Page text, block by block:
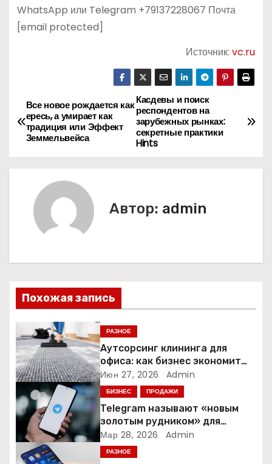
WhatsApp или Telegram +79137228067 Почта
[email protected]
Источник:vc.ru
Н
а
ц
и
я
п
о
з
а
п
Касдевы и поиск
респондентов на
зарубежных рынках:
секретные практики
Hints
Все новое рождается как
ересь, а умирает как
традиция или Эффект
Земмельвейса
Автор: admin
Похожая запись
РАЗНОЕ
Аутсорсинг клининга для
офиса: как бизнес экономит
время и деньги на уборке
Июн 27, 2026 Admin
БИЗНЕС ПРОДАЖИ
Telegram называют «новым
золотым рудником» для
креаторов: как блогеры
создают онлайн-бизнес
Мар 28, 2026 Admin
РАЗНОЕ